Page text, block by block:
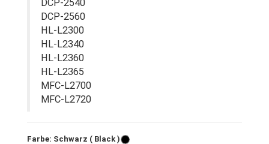
DCP-2540
DCP-2560
HL-L2300
HL-L2340
HL-L2360
HL-L2365
MFC-L2700
MFC-L2720
Farbe: Schwarz ( Black )